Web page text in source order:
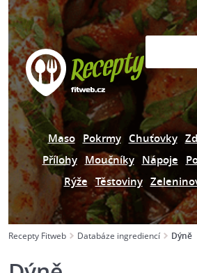
Maso Pokrmy Chuťovky
Přílohy Moučníky Nápoje
Rýže Těstoviny
Recepty Fitweb Databáze ingrediencí Dýně